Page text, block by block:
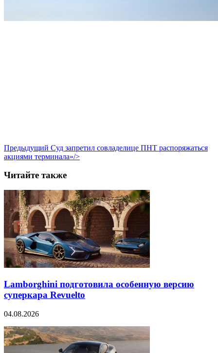
Предыдущий Суд запретил совладелице ПНТ распоряжаться
акциями терминала»/>
Читайте также
Lamborghini подготовила особенную версию
суперкара Revuelto
04.08.2026